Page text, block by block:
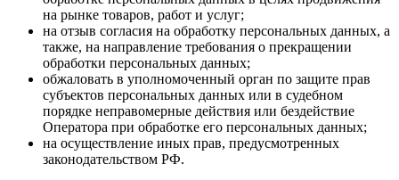
на рынке товаров, работ и услуг;
на отзыв согласия на обработку персональных данных, а
также, на направление требования о прекращении
обработки персональных данных;
обжаловать в уполномоченный орган по защите прав
субъектов персональных данных или в судебном
порядке неправомерные действия или бездействие
Оператора при обработке его персональных данных;
на осуществление иных прав, предусмотренных
законодательством РФ.